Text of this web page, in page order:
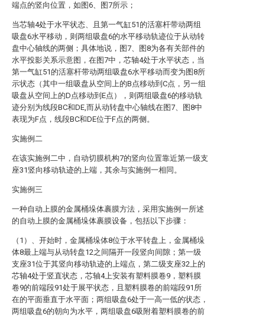
端点的竖向位置，如图6、图7所示；
当芯轴4处于水平状态、且第一气缸51的活塞杆带动两组
吸盘6水平移动，则两组吸盘6的水平移动轨迹位于从动转
盘中心轴线的两侧；具体地说，图7、图8为各有关部件的
水平投影关系示意图，在图7中，芯轴4处于水平状态，当
第一气缸51的活塞杆带动两组吸盘6水平移动而变为图8所
示状态（其中一组吸盘从空间上的B点移动到C点，另一组
吸盘从空间上的D点移动到E点），则两组吸盘6的移动轨
迹分别为线段BC和DE,而从动转盘中心轴线在图7、图8中
表现为F点，线段BC和DE位于F点的两侧。
实施例二
在该实施例二中，自动切膜机构7的竖向位置靠近第一级支
座31竖向移动轨迹的上端，其余与实施例一相同。
实施例三
一种自动上膜的金属桶垛体裹膜方法，采用实施例一所述
的自动上膜的金属桶垛体裹膜设备，包括以下步骤：
（1）、开始时，金属桶垛体8位于水平转盘上，金属桶垛
体8最上端与从动转盘12之间隔开一段竖向间隙；第一级
支座31位于其竖向移动轨迹的上端点，第二级支座32上的
芯轴4处于竖直状态，芯轴4上安装有塑料膜卷9，塑料膜
卷9的前端段91处于展平状态，且塑料膜卷的前端段91所
在的平面垂直于水平面；两组吸盘6处于一高一低的状态，
两组吸盘6的朝向为水平，两组吸盘6吸附着塑料膜卷的前